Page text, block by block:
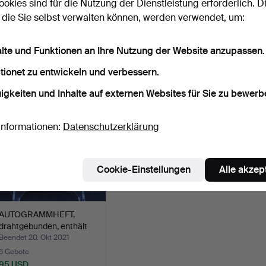
FILME/SAMMLERGEGEN
Gebote
USD
CARL LARSSON.
9 Gebote
117 USD
Objekt
47
Objekt
enthält
u.a.…
Beendet 20. Okt 2021
Gebote
sind für die Nutzung der Dienstleistung erforderlich.
Sie selbst verwalten können, werden verwendet, um:
und Funktionen an Ihre Nutzung der Website anzupassen.
zu entwickeln und verbessern.
und Inhalte auf externen Websites für Sie zu
Datenschutzerklärung
Cookie-Einstellungen Alle